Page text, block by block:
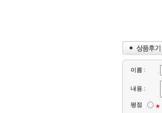
이름 :
내용 :
평점 ★